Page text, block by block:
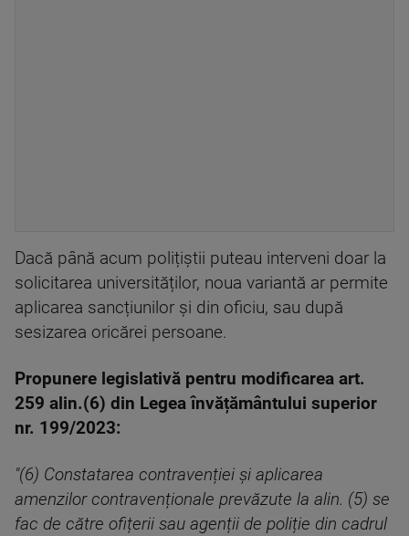
Dacă până acum polițiștii puteau interveni doar la
solicitarea universităților, noua variantă ar permite
aplicarea sancțiunilor și din oficiu, sau după
sesizarea oricărei persoane.
Propunere legislativă pentru modificarea art.
259 alin.(6) din Legea învățământului superior
nr. 199/2023:
"(6) Constatarea contravenției şi aplicarea
amenzilor contravenționale prevăzute la alin. (5) se
fac de către ofițerii sau agenții de poliție din cadrul